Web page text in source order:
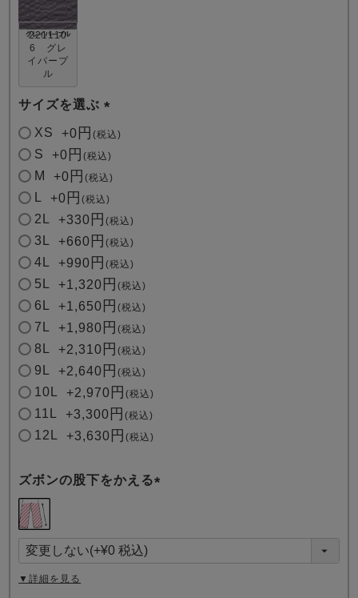
売れ筋ランキング
- Item Ranking -
すべてのデザインのパジャマ一覧はこちら
221110
6 グレ
イパープ
ル
サイズを選ぶ
(
)
XS +0 税込
S +0 税込
M +0 税込
+0 税込
2L +330 税込
3L +660 税込
4L +990 税込
5L +1,320 税込
6L +1,650 税込
7L +1,980 税込
8L +2,310 税込
9L +2,640 税込
10L +2,970 税込
11L +3,300 税込
12L +3,630 税込
ズボンの股下をかえる
須
)
▼詳細を見る